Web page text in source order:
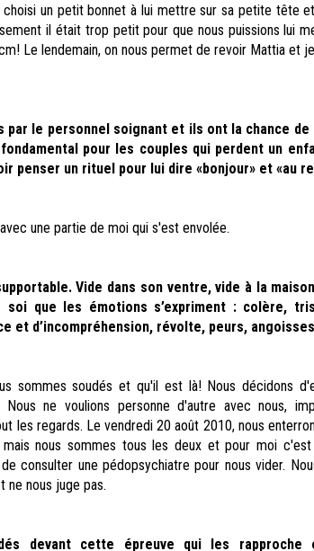
choisi un petit bonnet à lui mettre sur sa petite tête
il était trop petit pour que nous puissions lui
! Le lendemain, on nous permet de revoir Mattia et
le personnel soignant et ils ont la chance de
pour les couples qui perdent un
penser un rituel pour lui dire «bonjour» et «au
une partie de moi qui s'est envolée.
Vide dans son ventre, vide à la
que les émotions s’expriment : colère,
et d’incompréhension, révolte, peurs,
sommes soudés et qu'il est là! Nous décidons
ne voulions personne d'autre avec nous,
les regards. Le vendredi 20 août 2010, nous
nous sommes tous les deux et pour moi
consulter une pédopsychiatre pour nous vider.
ne nous juge pas.
devant cette épreuve qui les rapproche